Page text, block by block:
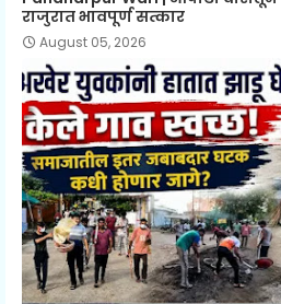
राजुरात भावपूर्ण सत्कार
August 05, 2026